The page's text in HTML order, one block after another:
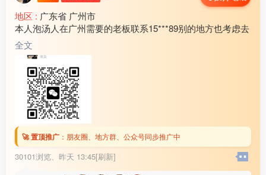
地区 : 广东省 广州市
本人泡汤人在广州需要的老板联系15***89别的地方也考虑去
全文
🚀 置顶推广 ： 朋友圈、地方群、公众号同步推广中
30101浏览、 昨天 13:45[刷新]